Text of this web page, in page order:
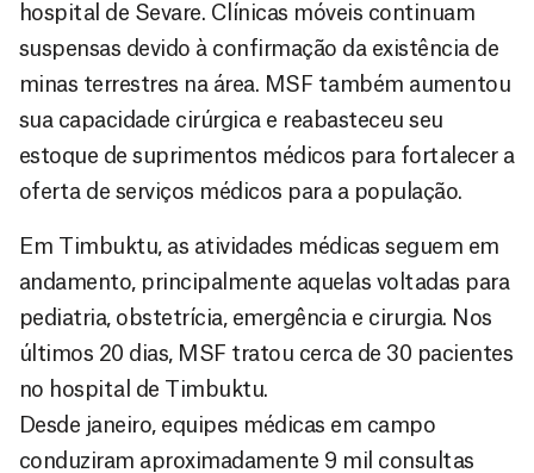
hospital de Sevare. Clínicas móveis continuam
suspensas devido à confirmação da existência de
minas terrestres na área. MSF também aumentou
sua capacidade cirúrgica e reabasteceu seu
estoque de suprimentos médicos para fortalecer a
oferta de serviços médicos para a população.
Em Timbuktu, as atividades médicas seguem em
andamento, principalmente aquelas voltadas para
pediatria, obstetrícia, emergência e cirurgia. Nos
últimos 20 dias, MSF tratou cerca de 30 pacientes
no hospital de Timbuktu.
Desde janeiro, equipes médicas em campo
conduziram aproximadamente 9 mil consultas